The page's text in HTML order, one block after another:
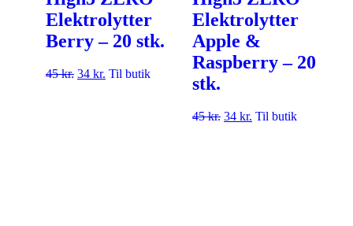
Elektrolytter
Berry – 20 stk.
45kr. 34 kr. Til butik
Elektrolytter
Apple &
Raspberry – 20
stk.
45kr. 34 kr. Til butik